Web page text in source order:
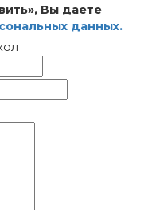
Вы даете
данных.